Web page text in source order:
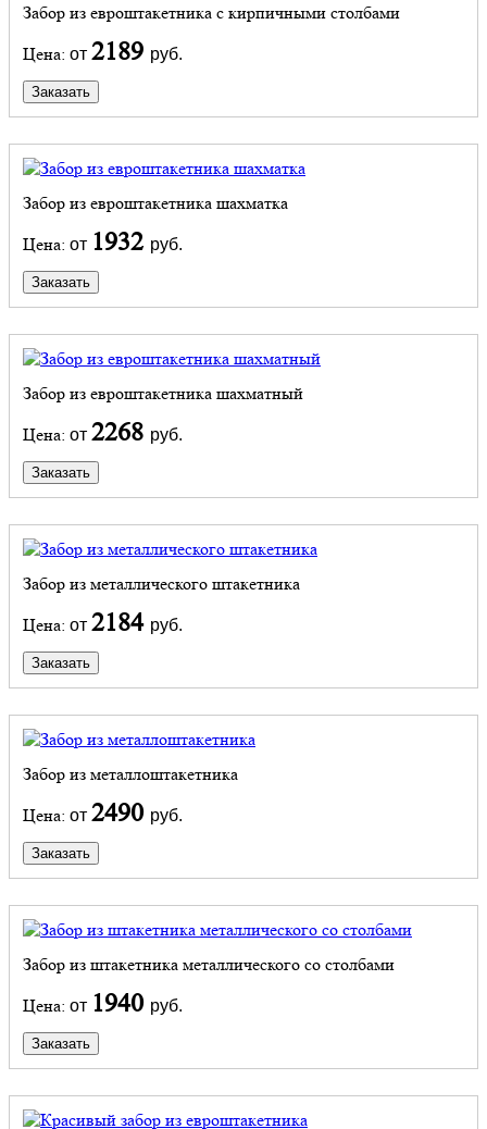
Забор из евроштакетника с кирпичными столбами
Цена: от 2189 руб.
Заказать
Забор из евроштакетника шахматка
Цена: от 1932 руб.
Заказать
Забор из евроштакетника шахматный
Цена: от 2268 руб.
Заказать
Забор из металлического штакетника
Цена: от 2184 руб.
Заказать
Забор из металлоштакетника
Цена: от 2490 руб.
Заказать
Забор из штакетника металлического со столбами
Цена: от 1940 руб.
Заказать